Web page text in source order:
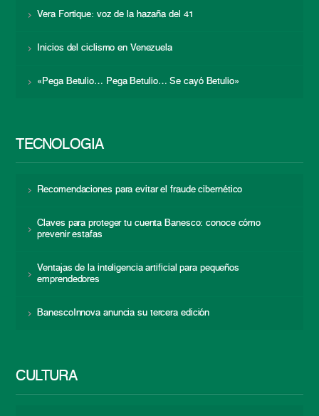
Vera Fortique: voz de la hazaña del 41
Inicios del ciclismo en Venezuela
«Pega Betulio… Pega Betulio… Se cayó Betulio»
TECNOLOGÍA
Recomendaciones para evitar el fraude cibernético
Claves para proteger tu cuenta Banesco: conoce cómo
prevenir estafas
Ventajas de la inteligencia artificial para pequeños
emprendedores
BanescoInnova anuncia su tercera edición
CULTURA